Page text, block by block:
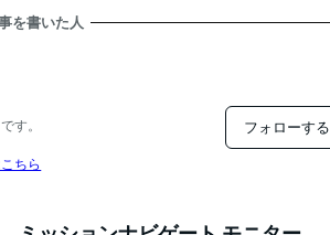
を書いた人
す。
ちら
フォローする